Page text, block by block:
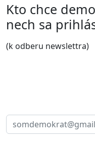
Kto chce
nech sa
(k odberu newslettra)